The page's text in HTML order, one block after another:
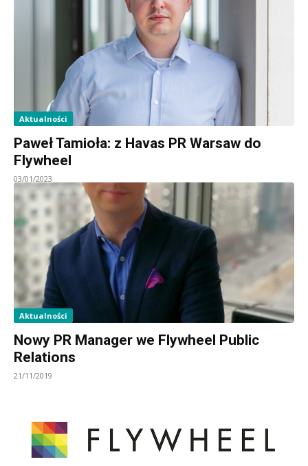
Aktualności
Paweł Tamioła: z Havas PR Warsaw do
Flywheel
03/01/2023
Aktualności
Nowy PR Manager we Flywheel Public
Relations
21/11/2019